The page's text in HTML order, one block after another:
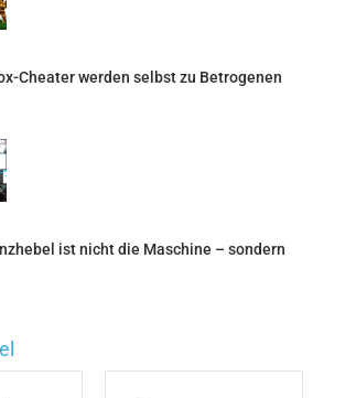
Cheater werden selbst zu Betrogenen
ist nicht die Maschine – sondern